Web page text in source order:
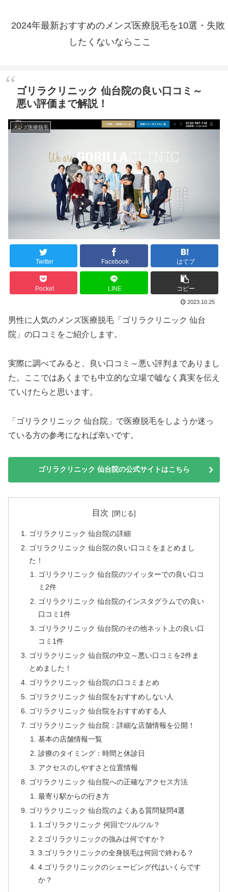
2024年最新おすすめのメンズ医療脱毛を10選・失敗
したくないならここ
ゴリラクリニック 仙台院の良い口コミ～
悪い評価まで解説！
メンズ医療脱毛
Twitter Facebook はてブ
Pocket LINE コピー
2023.10.25
男性に人気のメンズ医療脱毛「ゴリラクリニック 仙台
院」の口コミをご紹介します。
実際に調べてみると、良い口コミ～悪い評判までありまし
た。ここではあくまでも中立的な立場で嘘なく真実を伝え
ていけたらと思います。
「ゴリラクリニック 仙台院」で医療脱毛をしようか迷っ
ている方の参考になれば幸いです。
ゴリラクリニック 仙台院の公式サイトはこちら
目次
ゴリラクリニック 仙台院の詳細
ゴリラクリニック 仙台院の良い口コミをまとめまし
た！
ゴリラクリニック 仙台院のツイッターでの良い口コ
ミ2件
ゴリラクリニック 仙台院のインスタグラムでの良い
口コミ1件
ゴリラクリニック 仙台院のその他ネット上の良い口
コミ1件
ゴリラクリニック 仙台院の中立～悪い口コミを2件ま
とめました！
ゴリラクリニック 仙台院の口コミまとめ
ゴリラクリニック 仙台院をおすすめしない人
ゴリラクリニック 仙台院をおすすめする人
ゴリラクリニック 仙台院：詳細な店舗情報を公開！
基本の店舗情報一覧
診療のタイミング：時間と休診日
アクセスのしやすさと位置情報
ゴリラクリニック 仙台院への正確なアクセス方法
最寄り駅からの行き方
ゴリラクリニック 仙台院のよくある質問疑問4選
1.ゴリラクリニック 何回でツルツル？
2.ゴリラクリニックの強みは何ですか？
3.ゴリラクリニックの全身脱毛は何回で終わる？
4.ゴリラクリニックのシェービング代はいくらです
か？